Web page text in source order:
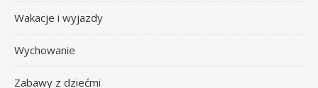
Wakacje i wyjazdy
Wychowanie
Zabawy z dziećmi